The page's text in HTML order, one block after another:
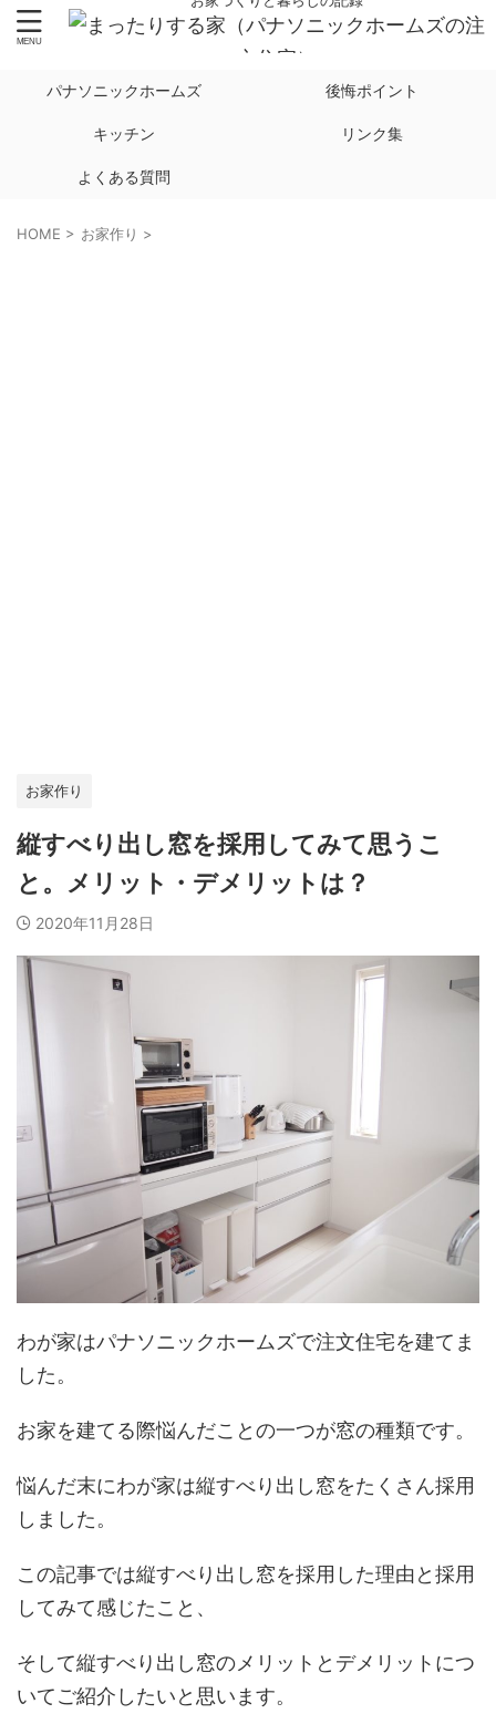
パナソニックホームズ 後悔ポイント
キッチン リンク集
よくある質問
HOME > お家作り >
お家作り
縦すべり出し窓を採用してみて思うこ
と。メリット・デメリットは？
2020年11月28日
わが家はパナソニックホームズで注文住宅を建てま
した。
お家を建てる際悩んだことの一つが窓の種類です。
悩んだ末にわが家は縦すべり出し窓をたくさん採用
しました。
この記事では縦すべり出し窓を採用した理由と採用
してみて感じたこと、
そして縦すべり出し窓のメリットとデメリットにつ
いてご紹介したいと思います。